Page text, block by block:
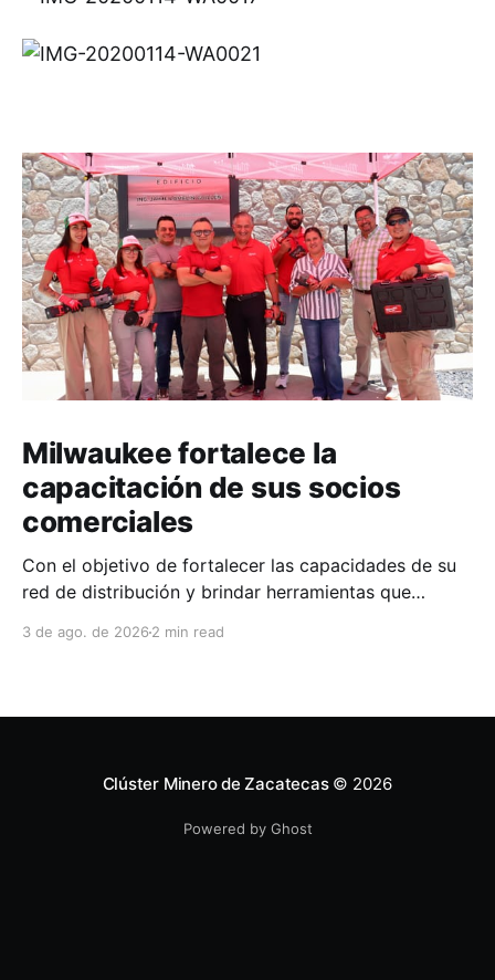
Milwaukee fortalece la
capacitación de sus socios
comerciales
Con el objetivo de fortalecer las capacidades de su
red de distribución y brindar herramientas que
técnico, Milwaukee llevó a cabo una capacitación
3 de ago. de 2026 2 min read
Clúster Minero de Zacatecas© 2026
Powered by Ghost